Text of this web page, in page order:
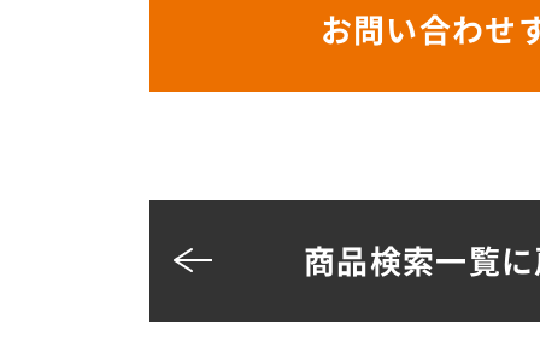
お問い合わせ
商品検索一覧